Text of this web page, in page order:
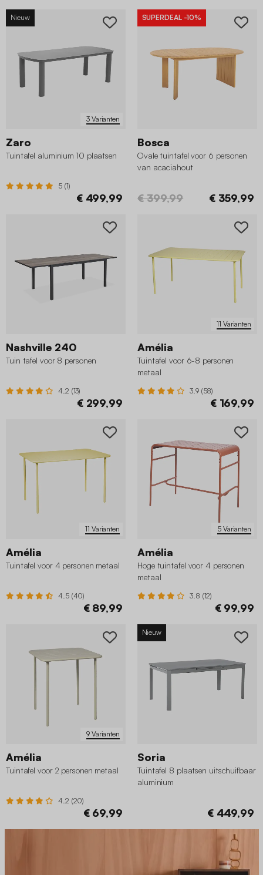
3 Varianten
Nieuw
Zaro
Tuintafel aluminium 10 plaatsen
5 (1)
€ 499,99
SUPERDEAL -10%
Bosca
Ovale tuintafel voor 6 personen
van acaciahout
€ 399,99 € 359,99
Nashville 240
Tuin tafel voor 8 personen
4.2 (13)
€ 299,99
11 Varianten
Amélia
Tuintafel voor 6-8 personen
metaal
3.9 (58)
€ 169,99
11 Varianten
Amélia
Tuintafel voor 4 personen metaal
4.5 (40)
€ 89,99
5 Varianten
Amélia
Hoge tuintafel voor 4 personen
metaal
3.8 (12)
€ 99,99
9 Varianten
Amélia
Tuintafel voor 2 personen metaal
4.2 (20)
€ 69,99
Nieuw
Soria
Tuintafel 8 plaatsen uitschuifbaar
aluminium
€ 449,99